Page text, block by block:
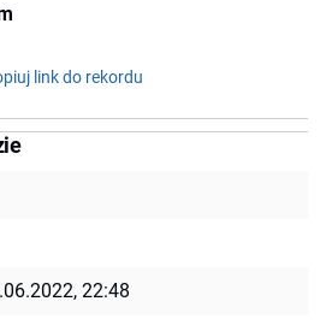
link do rekordu
22:48